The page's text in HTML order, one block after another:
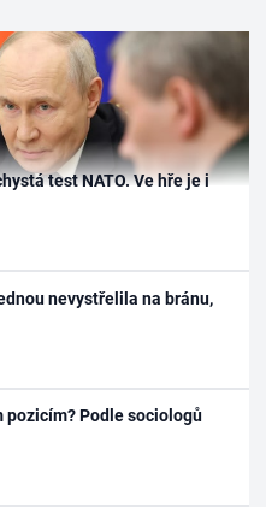
test NATO. Ve hře je i
nevystřelila na bránu,
pozicím? Podle sociologů